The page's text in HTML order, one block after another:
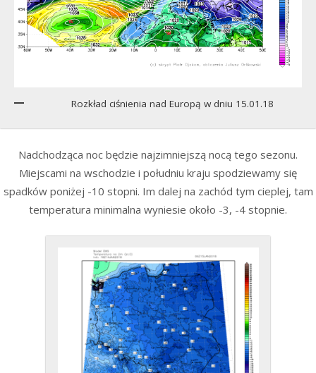
Rozkład ciśnienia nad Europą w dniu 15.01.18
Nadchodząca noc będzie najzimniejszą nocą tego sezonu.
Miejscami na wschodzie i południu kraju spodziewamy się
spadków poniżej -10 stopni. Im dalej na zachód tym cieplej, tam
temperatura minimalna wyniesie około -3, -4 stopnie.